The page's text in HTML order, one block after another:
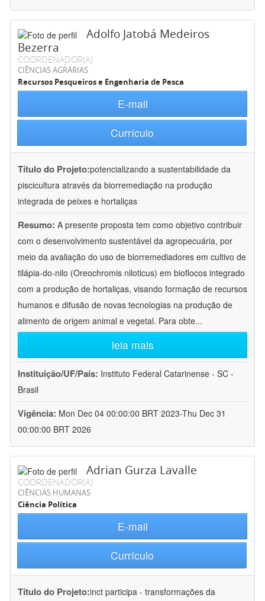
Adolfo Jatobá Medeiros
Bezerra
COORDENADOR(A)
CIÊNCIAS AGRÁRIAS
Recursos Pesqueiros e Engenharia de Pesca
E-mail
Currículo
Título do Projeto:potencializando a sustentabilidade da
piscicultura através da biorremediação na produção
integrada de peixes e hortaliças
Resumo: A presente proposta tem como objetivo contribuir
com o desenvolvimento sustentável da agropecuária, por
meio da avaliação do uso de biorremediadores em cultivo de
tilápia-do-nilo (Oreochromis niloticus) em bioflocos integrado
com a produção de hortaliças, visando formação de recursos
humanos e difusão de novas tecnologias na produção de
alimento de origem animal e vegetal. Para obte...
leia mais
Instituição/UF/País: Instituto Federal Catarinense - SC -
Brasil
Vigência: Mon Dec 04 00:00:00 BRT 2023-Thu Dec 31
00:00:00 BRT 2026
Adrian Gurza Lavalle
COORDENADOR(A)
CIÊNCIAS HUMANAS
Ciência Política
E-mail
Currículo
Título do Projeto:inct participa - transformações da